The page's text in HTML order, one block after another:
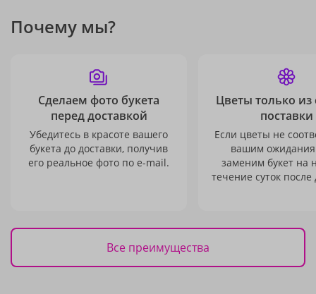
Почему мы?
Сделаем фото букета
перед доставкой
Убедитесь в красоте вашего
букета до доставки, получив
его реальное фото по e-mail.
Цветы только из
поставки
Если цветы не
вашим
заменим букет на
течение суток после
Все преимущества